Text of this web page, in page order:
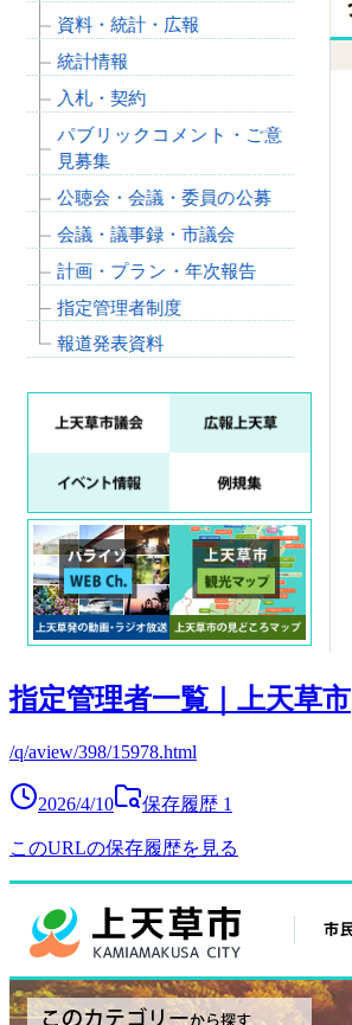
指定管理者一覧｜上天草市
/q/aview/398/15978.html
2026/4/10 保存履歴 1
このURLの保存履歴を見る